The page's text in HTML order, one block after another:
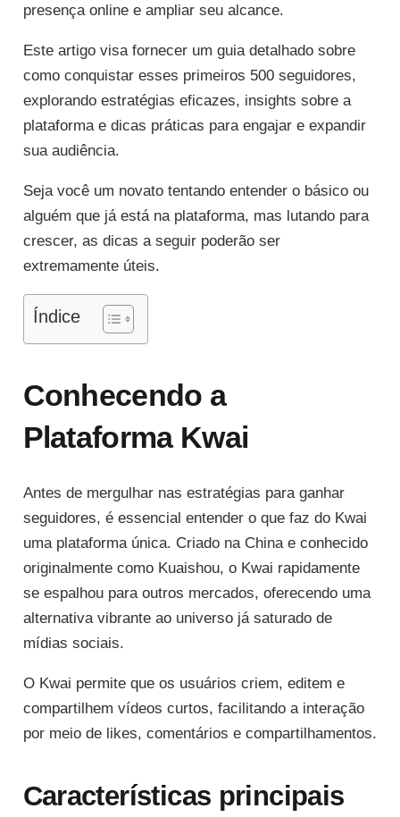
presença online e ampliar seu alcance.
Este artigo visa fornecer um guia detalhado sobre
como conquistar esses primeiros 500 seguidores,
explorando estratégias eficazes, insights sobre a
plataforma e dicas práticas para engajar e expandir
sua audiência.
Seja você um novato tentando entender o básico ou
alguém que já está na plataforma, mas lutando para
crescer, as dicas a seguir poderão ser
extremamente úteis.
Índice
Conhecendo a
Plataforma Kwai
Antes de mergulhar nas estratégias para ganhar
seguidores, é essencial entender o que faz do Kwai
uma plataforma única. Criado na China e conhecido
originalmente como Kuaishou, o Kwai rapidamente
se espalhou para outros mercados, oferecendo uma
alternativa vibrante ao universo já saturado de
mídias sociais.
O Kwai permite que os usuários criem, editem e
compartilhem vídeos curtos, facilitando a interação
por meio de likes, comentários e compartilhamentos.
Características principais